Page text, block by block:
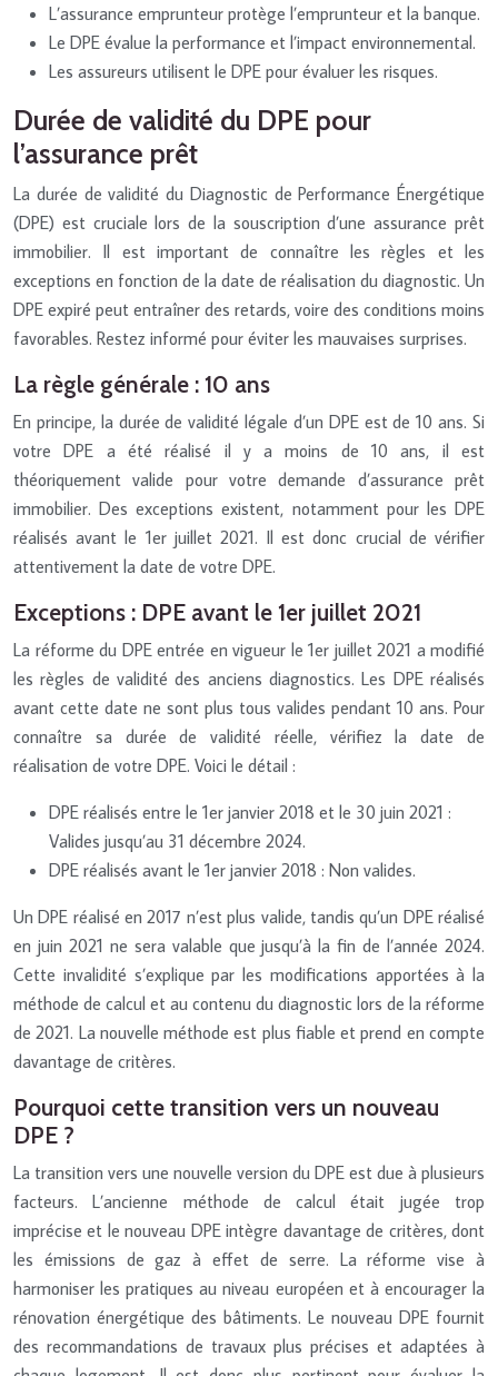
L’assurance emprunteur protège l’emprunteur et la banque.
Le DPE évalue la performance et l’impact environnemental.
Les assureurs utilisent le DPE pour évaluer les risques.
Durée de validité du DPE pour
l’assurance prêt
La durée de validité du Diagnostic de Performance Énergétique
(DPE) est cruciale lors de la souscription d’une assurance prêt
immobilier. Il est important de connaître les règles et les
exceptions en fonction de la date de réalisation du diagnostic. Un
DPE expiré peut entraîner des retards, voire des conditions moins
favorables. Restez informé pour éviter les mauvaises surprises.
La règle générale : 10 ans
En principe, la durée de validité légale d’un DPE est de 10 ans. Si
votre DPE a été réalisé il y a moins de 10 ans, il est
théoriquement valide pour votre demande d’assurance prêt
immobilier. Des exceptions existent, notamment pour les DPE
réalisés avant le 1er juillet 2021. Il est donc crucial de vérifier
attentivement la date de votre DPE.
Exceptions : DPE avant le 1er juillet 2021
La réforme du DPE entrée en vigueur le 1er juillet 2021 a modifié
les règles de validité des anciens diagnostics. Les DPE réalisés
avant cette date ne sont plus tous valides pendant 10 ans. Pour
connaître sa durée de validité réelle, vérifiez la date de
réalisation de votre DPE. Voici le détail :
DPE réalisés entre le 1er janvier 2018 et le 30 juin 2021 :
Valides jusqu’au 31 décembre 2024.
DPE réalisés avant le 1er janvier 2018 : Non valides.
Un DPE réalisé en 2017 n’est plus valide, tandis qu’un DPE réalisé
en juin 2021 ne sera valable que jusqu’à la fin de l’année 2024.
Cette invalidité s’explique par les modifications apportées à la
méthode de calcul et au contenu du diagnostic lors de la réforme
de 2021. La nouvelle méthode est plus fiable et prend en compte
davantage de critères.
Pourquoi cette transition vers un nouveau
DPE ?
La transition vers une nouvelle version du DPE est due à plusieurs
facteurs. L’ancienne méthode de calcul était jugée trop
imprécise et le nouveau DPE intègre davantage de critères, dont
les émissions de gaz à effet de serre. La réforme vise à
harmoniser les pratiques au niveau européen et à encourager la
rénovation énergétique des bâtiments. Le nouveau DPE fournit
des recommandations de travaux plus précises et adaptées à